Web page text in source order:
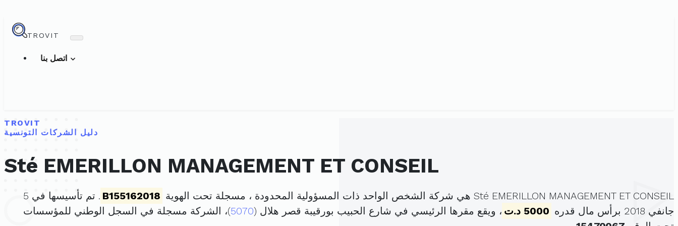
TROVIT
TROVIT
دليل الشركات التونسية
Sté EMERILLON MANAGEMENT ET CONSEIL
Sté EMERILLON MANAGEMENT ET CONSEIL هي شركة الشخص الواحد ذات المسؤولية المحدودة ، مسجلة تحت الهوية B155162018
. تم تأسيسها في 5
جانفي 2018 برأس مال قدره
5000 د.ت ، ويقع مقرها الرئيسي في شارع الحبيب بورقيبة قصر هلال (5070)، الشركة مسجلة في السجل الوطني للمؤسسات